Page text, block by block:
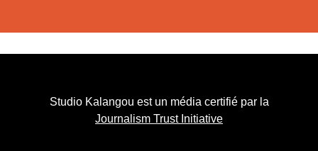
Studio Kalangou est un média certifié par la
Journalism Trust Initiative